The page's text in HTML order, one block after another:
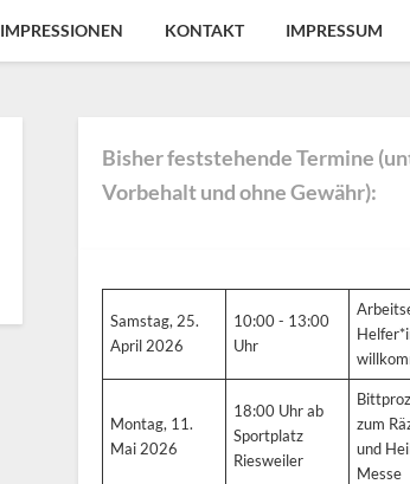
IMPRESSIONEN KONTAKT IMPRESSUM
Bisher feststehende Termine
Vorbehalt und ohne Gewähr):
Samstag, 25.
April 2026
10:00 - 13:00
Uhr
Montag, 11.
Mai 2026
18:00 Uhr ab
Sportplatz
Riesweiler
zum
und
Messe